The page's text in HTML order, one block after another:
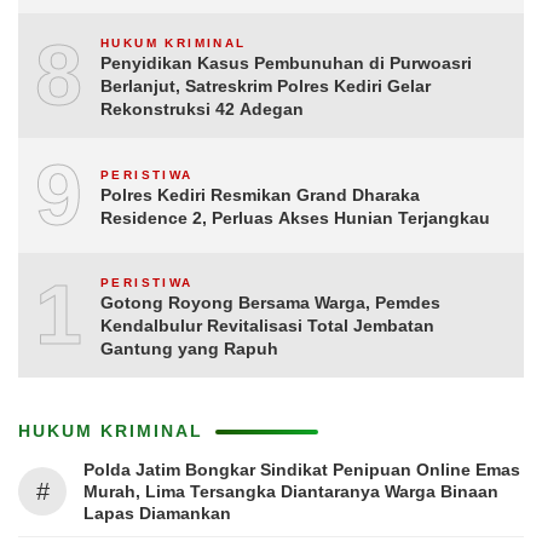
8 HUKUM KRIMINAL
Penyidikan Kasus Pembunuhan di Purwoasri
Berlanjut, Satreskrim Polres Kediri Gelar
Rekonstruksi 42 Adegan
9 PERISTIWA
Polres Kediri Resmikan Grand Dharaka
Residence 2, Perluas Akses Hunian Terjangkau
10PERISTIWA
Gotong Royong Bersama Warga, Pemdes
Kendalbulur Revitalisasi Total Jembatan
Gantung yang Rapuh
HUKUM KRIMINAL
#
Polda Jatim Bongkar Sindikat Penipuan Online Emas
Murah, Lima Tersangka Diantaranya Warga Binaan
Lapas Diamankan